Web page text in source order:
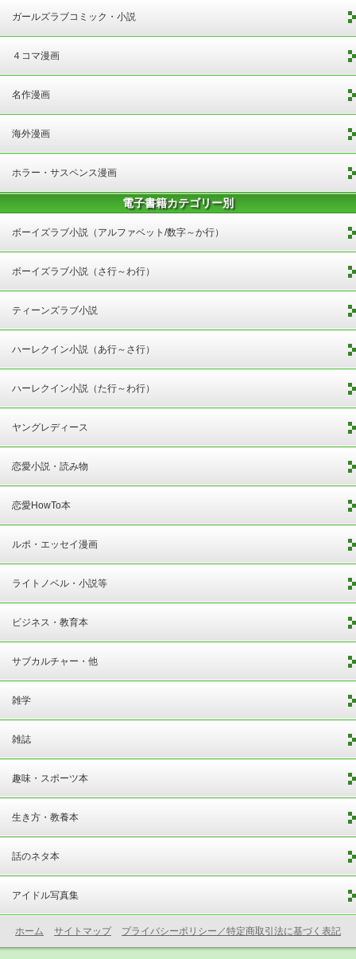
ガールズラブコミック・小説
４コマ漫画
名作漫画
海外漫画
ホラー・サスペンス漫画
電子書籍カテゴリー別
ボーイズラブ小説（アルファベット/数字～か行）
ボーイズラブ小説（さ行～わ行）
ティーンズラブ小説
ハーレクイン小説（あ行～さ行）
ハーレクイン小説（た行～わ行）
ヤングレディース
恋愛小説・読み物
恋愛HowTo本
ルポ・エッセイ漫画
ライトノベル・小説等
ビジネス・教育本
サブカルチャー・他
雑学
雑誌
趣味・スポーツ本
生き方・教養本
話のネタ本
アイドル写真集
ホーム サイトマップ プライバシーポリシー／特定商取引法に基づく表記